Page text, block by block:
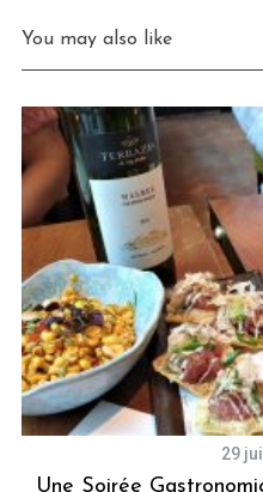
You may also like
29
Une Soirée